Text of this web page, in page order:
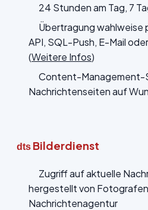
24 Stunden am Tag, 7
Übertragung wahlweise
API, SQL-Push, E-Mail
(Weitere Infos)
Content-Management-
Nachrichtenseiten auf
dts Bilderdienst
Zugriff auf aktuelle
hergestellt von
Nachrichtenagentur